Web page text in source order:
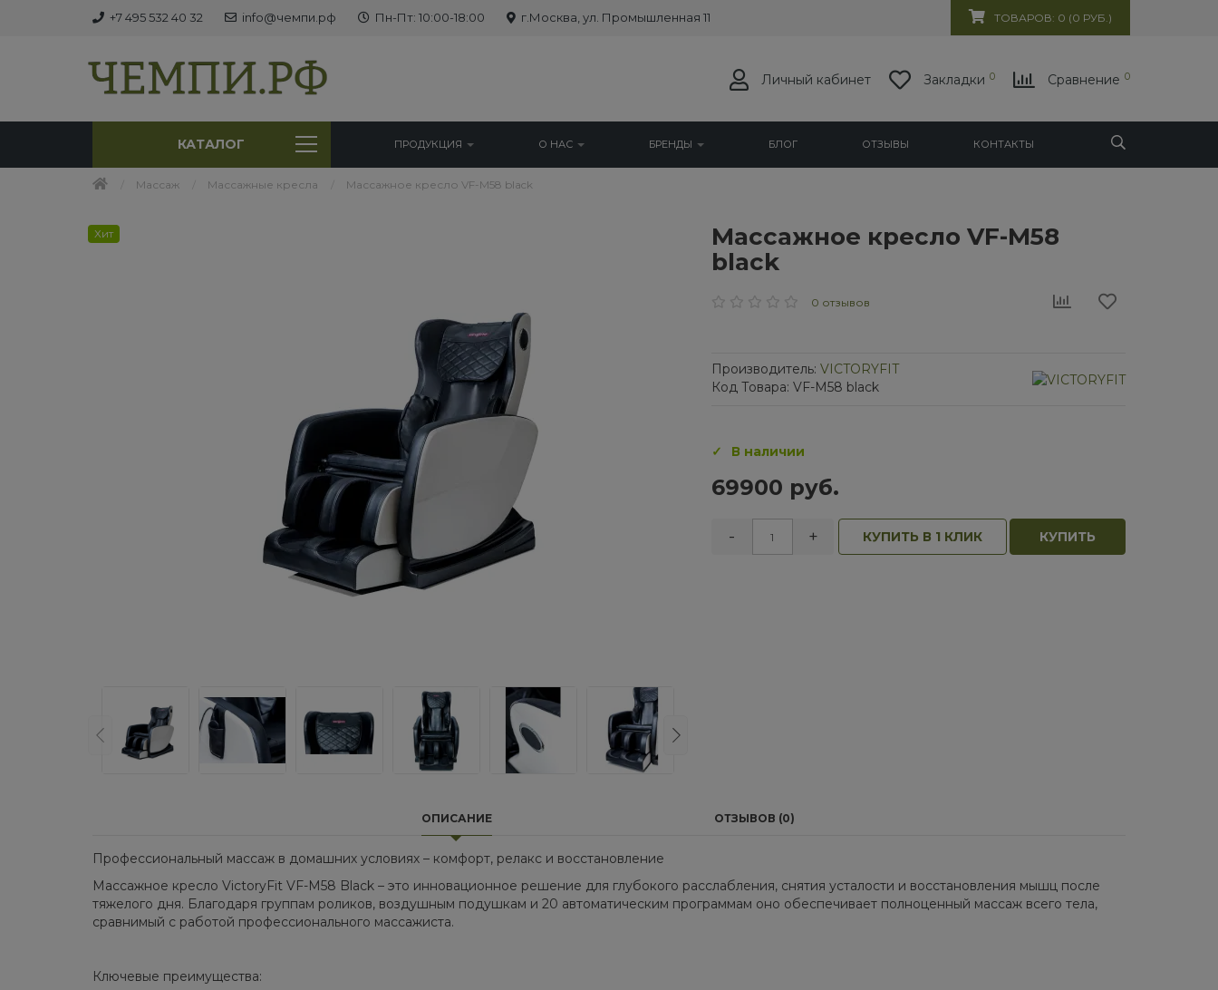
+7 495 532 40 32 info@чемпи.рф Пн-Пт: 10:00-18:00 г.Москва, ул. Промышленная 11 ТОВАРОВ: 0 (0 РУБ.)
Личный кабинет Закладки 0 Сравнение 0
КАТАЛОГ ПРОДУКЦИЯ О НАС БРЕНДЫ БЛОГ ОТЗЫВЫ КОНТАКТЫ
Массаж Массажные кресла Массажное кресло VF-M58 black
Хит
Массажное кресло VF-M58
black
0 отзывов
Производитель: VICTORYFIT
Код Товара: VF-M58 black
В наличии
69900 руб.
- + КУПИТЬ В 1 КЛИК КУПИТЬ
ОПИСАНИЕ ОТЗЫВОВ (0)
Профессиональный массаж в домашних условиях – комфорт, релакс и восстановление
Массажное кресло VictoryFit VF-M58 Black – это инновационное решение для глубокого расслабления, снятия усталости и восстановления мышц после
тяжелого дня. Благодаря группам роликов, воздушным подушкам и 20 автоматическим программам оно обеспечивает полноценный массаж всего тела,
сравнимый с работой профессионального массажиста.
Ключевые преимущества: